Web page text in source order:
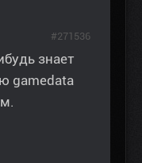
знает
gamedata
#271536